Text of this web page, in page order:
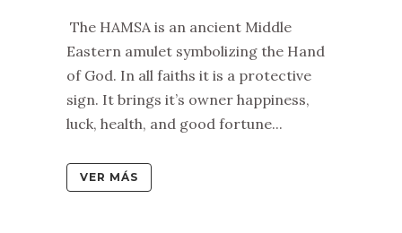
The HAMSA is an ancient Middle
Eastern amulet symbolizing the Hand
of God. In all faiths it is a protective
sign. It brings it’s owner happiness,
luck, health, and good fortune...
VER MÁS